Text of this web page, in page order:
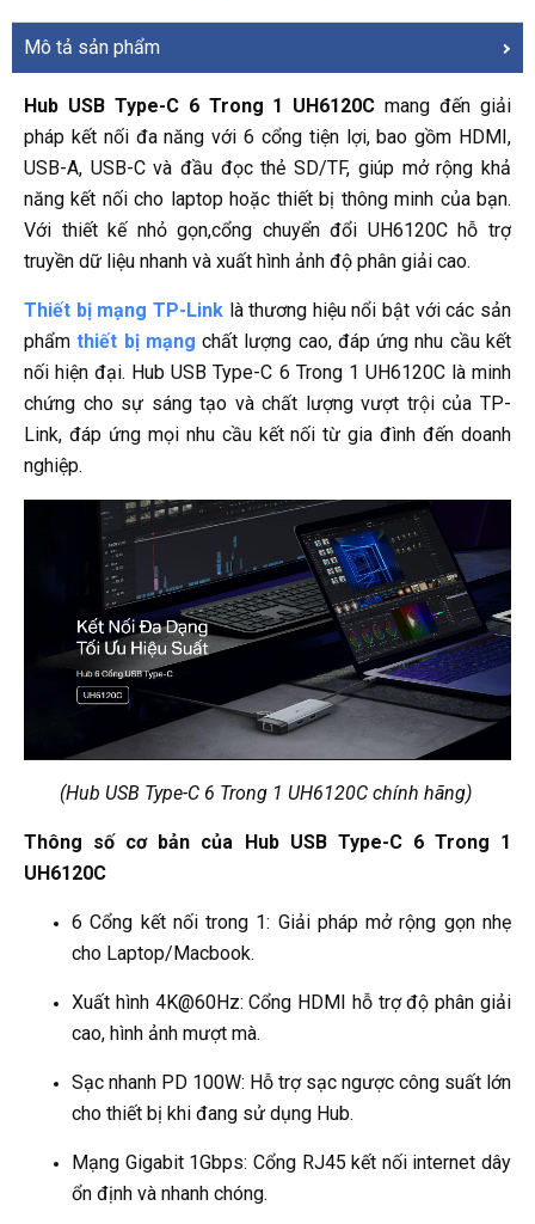
Mô tả sản phẩm
Hub USB Type-C 6 Trong 1 UH6120C mang đến giải
pháp kết nối đa năng với 6 cổng tiện lợi, bao gồm HDMI,
USB-A, USB-C và đầu đọc thẻ SD/TF, giúp mở rộng khả
năng kết nối cho laptop hoặc thiết bị thông minh của bạn.
Với thiết kế nhỏ gọn,cổng chuyển đổi UH6120C hỗ trợ
truyền dữ liệu nhanh và xuất hình ảnh độ phân giải cao.
Thiết bị mạng TP-Linklà thương hiệu nổi bật với các sản
phẩmthiết bị mạng chất lượng cao, đáp ứng nhu cầu kết
nối hiện đại. Hub USB Type-C 6 Trong 1 UH6120C là minh
chứng cho sự sáng tạo và chất lượng vượt trội của TP-
Link, đáp ứng mọi nhu cầu kết nối từ gia đình đến doanh
nghiệp.
(Hub USB Type-C 6 Trong 1 UH6120C chính hãng)
Thông số cơ bản của Hub USB Type-C 6 Trong 1
UH6120C
6 Cổng kết nối trong 1: Giải pháp mở rộng gọn nhẹ
cho Laptop/Macbook.
Xuất hình 4K@60Hz: Cổng HDMI hỗ trợ độ phân giải
cao, hình ảnh mượt mà.
Sạc nhanh PD 100W: Hỗ trợ sạc ngược công suất lớn
cho thiết bị khi đang sử dụng Hub.
Mạng Gigabit 1Gbps: Cổng RJ45 kết nối internet dây
ổn định và nhanh chóng.